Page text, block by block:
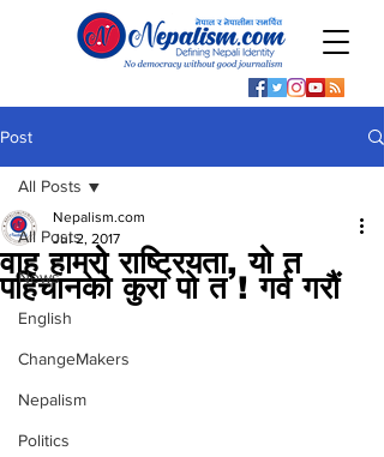
Post
All Posts
News
English
ChangeMakers
Nepalism
Politics
All Posts
वाह हाम्रो राष्ट्रियता, यो त
पहिचानको कुरा पो त ! गर्व गरौं
Nepalism.com
Jul 2, 2017